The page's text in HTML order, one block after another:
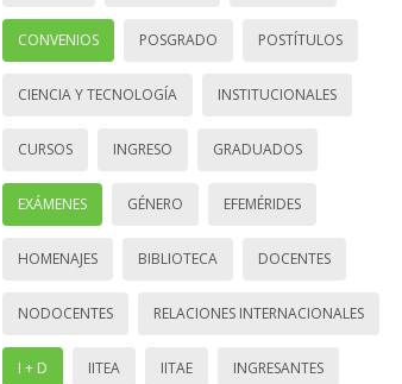
CONVENIOS POSGRADO POSTÍTULOS
CIENCIA Y TECNOLOGÍA INSTITUCIONALES
CURSOS INGRESO GRADUADOS
EXÁMENES GÉNERO EFEMÉRIDES
HOMENAJES BIBLIOTECA DOCENTES
NODOCENTES RELACIONES INTERNACIONALES
I + D IITEA IITAE INGRESANTES